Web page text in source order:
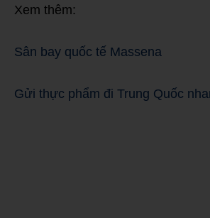
Xem thêm:
Sân bay quốc tế Massena
Gửi thực phẩm đi Trung Quốc